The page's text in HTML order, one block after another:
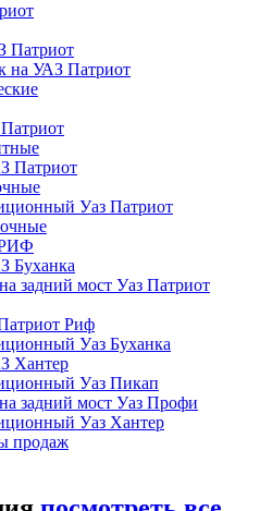
Патриот
на УАЗ Патриот
Патриот
Уаз Патриот
РИФ
Буханка
задний мост Уаз Патриот
Риф
Уаз Буханка
Хантер
Уаз Пикап
задний мост Уаз Профи
Уаз Хантер
продаж